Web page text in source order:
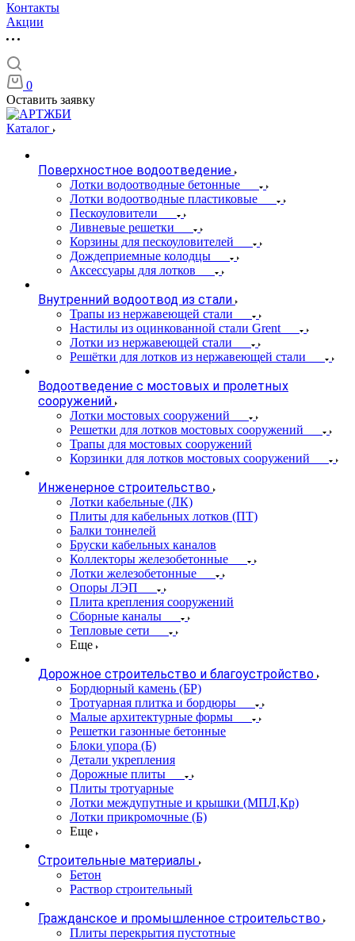
Контакты
Акции
0
Оставить заявку
Каталог
Поверхностное водоотведение
Лотки водоотводные бетонные
Лотки водоотводные пластиковые
Пескоуловители
Ливневые решетки
Корзины для пескоуловителей
Дождеприемные колодцы
Аксессуары для лотков
Внутренний водоотвод из стали
Трапы из нержавеющей стали
Настилы из оцинкованной стали Grent
Лотки из нержавеющей стали
Решётки для лотков из нержавеющей стали
Водоотведение с мостовых и пролетных
сооружений
Лотки мостовых сооружений
Решетки для лотков мостовых сооружений
Трапы для мостовых сооружений
Корзинки для лотков мостовых сооружений
Инженерное строительство
Лотки кабельные (ЛК)
Плиты для кабельных лотков (ПТ)
Балки тоннелей
Бруски кабельных каналов
Коллекторы железобетонные
Лотки железобетонные
Опоры ЛЭП
Плита крепления сооружений
Сборные каналы
Тепловые сети
Еще
Дорожное строительство и благоустройство
Бордюрный камень (БР)
Тротуарная плитка и бордюры
Малые архитектурные формы
Решетки газонные бетонные
Блоки упора (Б)
Детали укрепления
Дорожные плиты
Плиты тротуарные
Лотки междупутные и крышки (МПЛ,Кр)
Лотки прикромочные (Б)
Еще
Строительные материалы
Бетон
Раствор строительный
Гражданское и промышленное строительство
Плиты перекрытия пустотные